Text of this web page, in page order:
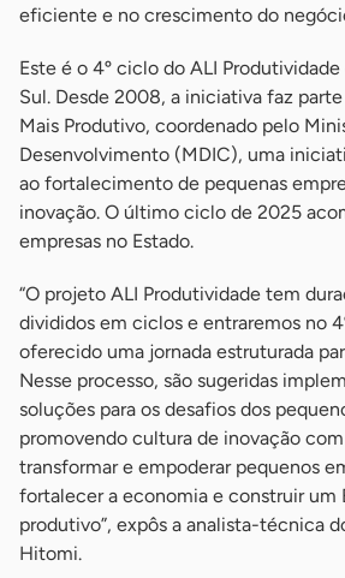
eficiente e no crescimento do
Este é o 4º ciclo do ALI
Sul. Desde 2008, a iniciativa faz
Mais Produtivo, coordenado pelo
Desenvolvimento (MDIC), uma
ao fortalecimento de pequenas
inovação. O último ciclo de 2025
empresas no Estado.
“O projeto ALI Produtividade tem
divididos em ciclos e entraremos no
oferecido uma jornada estruturada
Nesse processo, são sugeridas
soluções para os desafios dos
promovendo cultura de inovação
transformar e empoderar pequenos
fortalecer a economia e construir um
produtivo”, expôs a analista-técnica
Hitomi.